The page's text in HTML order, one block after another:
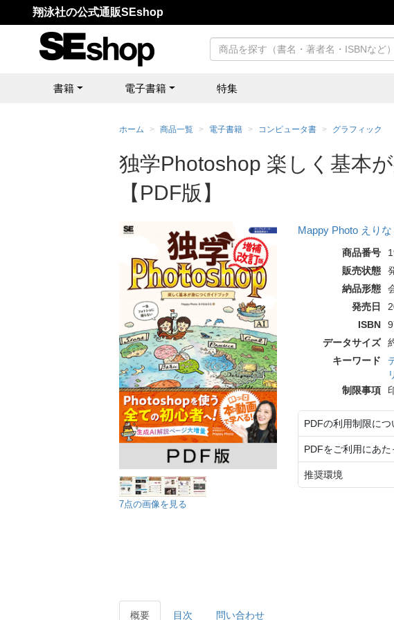
翔泳社の公式通販SEshop
書籍 電子書籍 特集
ホーム 商品一覧 電子書籍 コンピュータ書 グラフィック
独学Photoshop 楽しく基本
【PDF版】
7点の画像を見る
Mappy Photo えりな
商品番号
販売状態
納品形態
発売日
ISBN
データサイズ
キーワード
制限事項
PDFの利用制限につ
PDFをご利用にあた
推奨環境
概要 目次 問い合わせ